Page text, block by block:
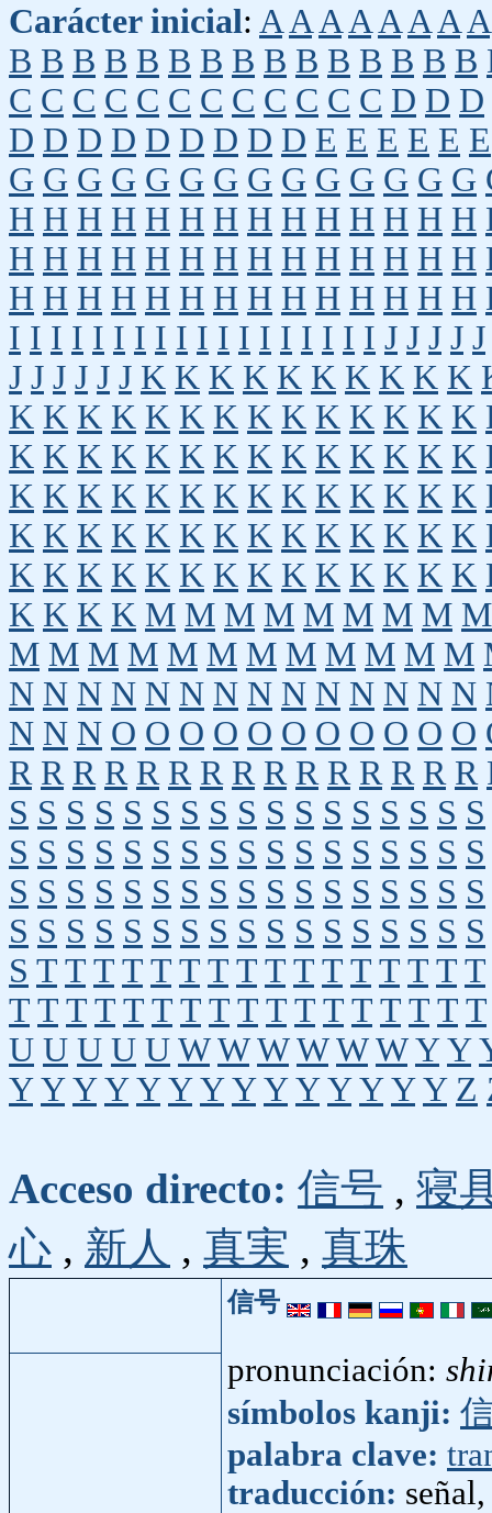
Carácter inicial: A A A A A A A A
B B B B B B B B B B B B B B B
C C C C C C C C C C C C D D D
D D D D D D D D D E E E E E E
G G G G G G G G G G G G G G
H H H H H H H H H H H H H H
H H H H H H H H H H H H H H
H H H H H H H H H H H H H H
I I I I I I I I I I I I I I I I I I J J J J J
J J J J J J K K K K K K K K K K
K K K K K K K K K K K K K K
K K K K K K K K K K K K K K
K K K K K K K K K K K K K K
K K K K K K K K K K K K K K
K K K K K K K K K K K K K K
K K K K M M M M M M M M M
M M M M M M M M M M M M
N N N N N N N N N N N N N N
N N N O O O O O O O O O O O
R R R R R R R R R R R R R R R
S S S S S S S S S S S S S S S S S
S S S S S S S S S S S S S S S S S
S S S S S S S S S S S S S S S S S
S S S S S S S S S S S S S S S S S
S T T T T T T T T T T T T T T T T
T T T T T T T T T T T T T T T T T
U U U U U W W W W W W Y Y
Y Y Y Y Y Y Y Y Y Y Y Y Y Y Z
Acceso directo: 信号 , 寝
心 , 新人 , 真実 , 真珠
信号
pronunciación:
símbolos kanji:
palabra clave:
traducción: